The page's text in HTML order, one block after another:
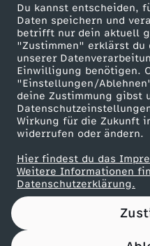
Du kannst entscheiden,
Daten speichern und
betrifft nur dein aktuell
"Zustimmen" erklärst du
unserer
Einwilligung benötigen.
"Einstellungen/
deine Zustimmung gibst
Wirkung für die Zukunft
widerrufen oder ändern.
Hier findest du das
Weitere Informationen
Datenschutzerklärung.
W
e
i
h
n
a
ZDF goes Schule
Werbefernsehen
Mainzelmännchen
Partner